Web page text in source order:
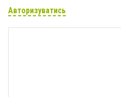
Авторизуватись